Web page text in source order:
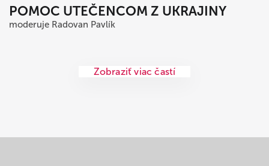
POMOC UTEČENCOM Z UKRAJINY
moderuje Radovan Pavlík
Zobraziť viac častí